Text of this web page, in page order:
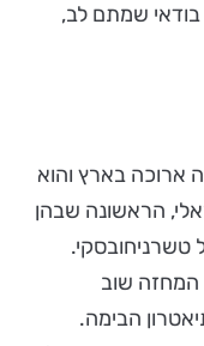
שמתם לב,
ארוכה בארץ והוא
הראשונה שבהן
שאול טשרניחובסקי.
בשנת 1934, עלה המחזה שוב
הבימה.